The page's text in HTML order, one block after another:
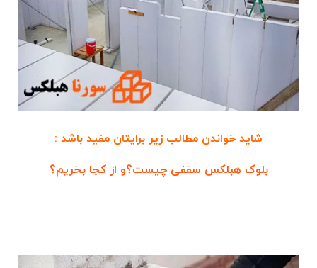
شاید خواندن مطالب زیر برایتان مفید باشد :
بلوک هبلکس سقفی چیست؟و از کجا بخریم؟